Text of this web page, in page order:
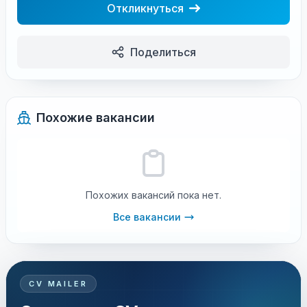
Откликнуться
Поделиться
Похожие вакансии
Похожих вакансий пока нет.
Все вакансии
CV MAILER